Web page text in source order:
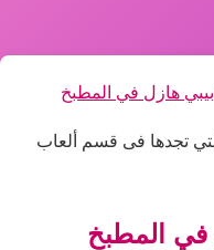
بيبي هازل في المطبخ
تجدها فى قسم ألعاب
في المطبخ